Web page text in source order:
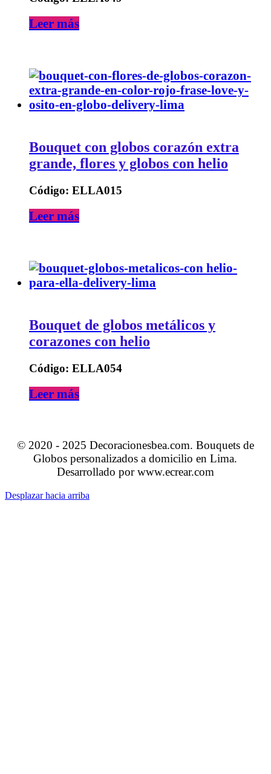
Leer más
Bouquet con globos corazón extra
grande, flores y globos con helio
Código: ELLA015
Leer más
Bouquet de globos metálicos y
corazones con helio
Código: ELLA054
Leer más
© 2020 - 2025 Decoracionesbea.com. Bouquets de
Globos personalizados a domicilio en Lima.
Desarrollado por www.ecrear.com
Desplazar hacia arriba